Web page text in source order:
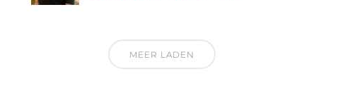
MEER LADEN